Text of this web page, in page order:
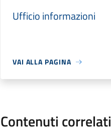
Ufficio informazioni
VAI ALLA PAGINA
Contenuti correlati